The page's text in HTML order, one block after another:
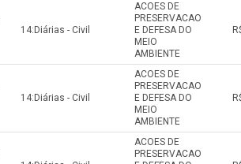
14:Diárias - Civil
ACOES DE
PRESERVACAO
E DEFESA DO
MEIO
AMBIENTE
14:Diárias - Civil
ACOES DE
PRESERVACAO
E DEFESA DO
MEIO
AMBIENTE
ACOES DE
PRESERVACAO